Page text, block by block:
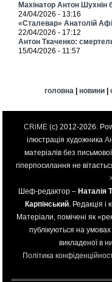
Махінатор Антон Шухнін
24/04/2026 - 13:16
«Сталевар» Анатолій
22/04/2026 - 17:12
Антон Ткаченко:
15/04/2026 - 11:57
головна| новини|
CRiME (c) 2012-2026.
ілюстрація художника
матеріалів без
гіперпосилання не
Шеф-редактор – Наталія
Карпінський. Редакція і
Матеріали, помічені як
публікуються на
викладеної в
Політика